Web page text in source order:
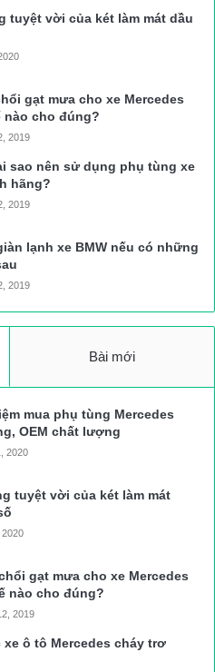
về quê tại Bến xe Miền Đông
bến đông hơn ngày thường
Nguồn bài viết: ATGT.VN
tuyệt vời của két làm mát dầu
gạt mưa cho xe Mercedes
nào cho đúng?
2019
sao nên sử dụng phụ tùng xe
hãng?
2019
lạnh xe BMW nếu có những
2019
Bài mới
mua phụ tùng Mercedes
OEM chất lượng
2020
tuyệt vời của két làm mát
gạt mưa cho xe Mercedes
nào cho đúng?
2019
ô tô Mercedes cháy trơ